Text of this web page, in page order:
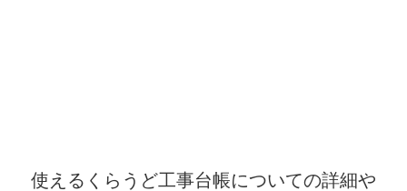
使えるくらうど工事台帳についての詳細や